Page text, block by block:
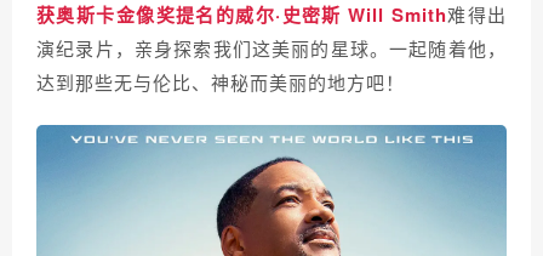
获奥斯卡金像奖提名的威尔·史密斯 Will Smith难得出
演纪录片，亲身探索我们这美丽的星球。一起随着他，
达到那些无与伦比、神秘而美丽的地方吧！